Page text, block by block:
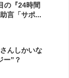
の『24時間
言「サポ...
んしかいな
ー”？